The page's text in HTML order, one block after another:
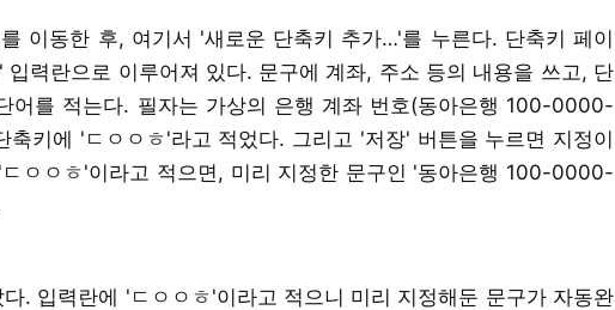
이동한 후, 여기서 '새로운 단축키 추가…'를 누른다. 단축키 페이
력란으로 이루어져 있다. 문구에 계좌, 주소 등의 내용을 쓰고, 단
어를 적는다. 필자는 가상의 은행 계좌 번호(동아은행 100-0000-
키에 'ㄷㅇㅇㅎ'라고 적었다. 그리고 '저장' 버튼을 누르면 지정이
ㅇㅇㅎ'이라고 적으면, 미리 지정한 문구인 '동아은행 100-0000-
. 입력란에 'ㄷㅇㅇㅎ'이라고 적으니 미리 지정해둔 문구가 자동완